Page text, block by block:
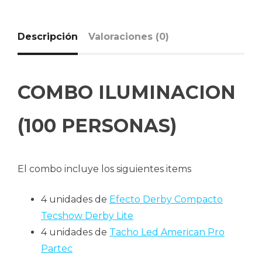
Descripción Valoraciones (0)
COMBO ILUMINACION
(100 PERSONAS)
El combo incluye los siguientes items
4 unidades de Efecto Derby Compacto
Tecshow Derby Lite
4 unidades de Tacho Led American Pro
Partec